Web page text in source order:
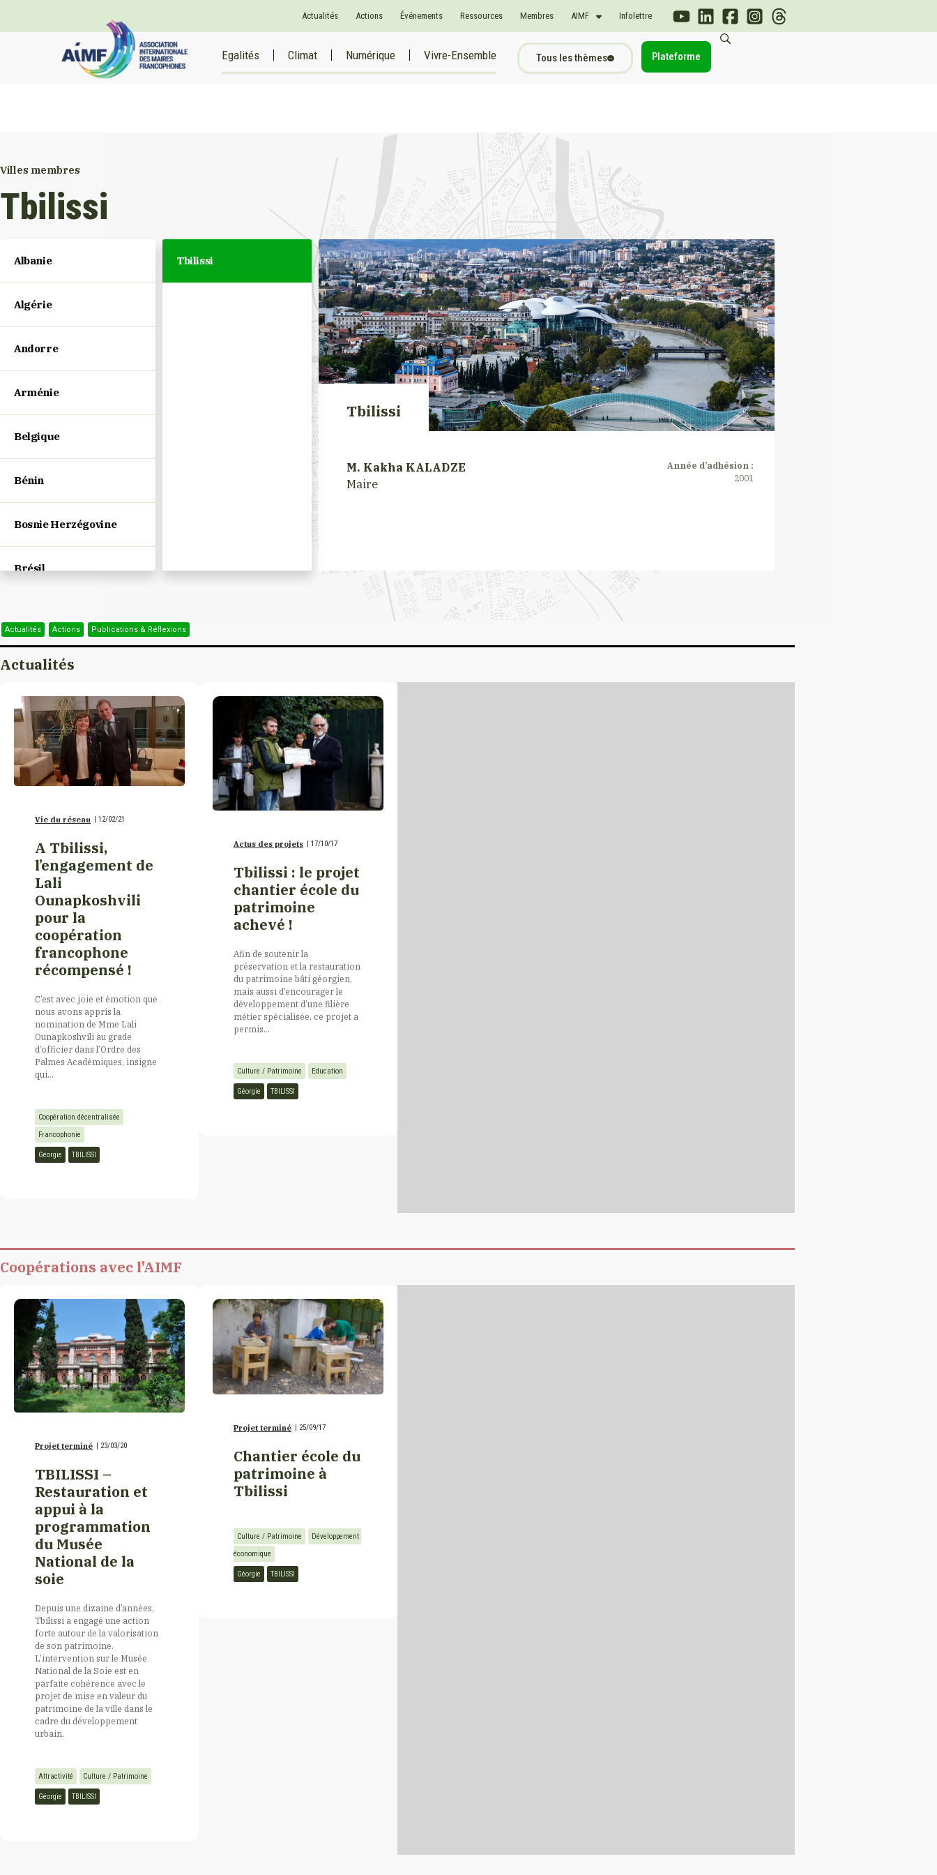
Actualités Actions Événements Ressources Membres AIMF Infolettre
Egalités Climat Numérique Vivre-Ensemble Tous les thèmes Plateforme
Villes membres
Tbilissi
Albanie
Algérie
Andorre
Arménie
Belgique
Bénin
Bosnie Herzégovine
Brésil
Burkina Faso
Burundi
Cambodge
Cameroun
Canada/Nouveau-
Brunswick
Canada/Québec
Cap Vert
Centrafrique
Comores
Congo
Côte d’Ivoire
France
Gabon
Haïti
Italie
Laos
Liban
Libye
Luxembourg
Tbilissi
Tbilissi
M. Kakha KALADZE
Maire
Année d’adhésion :
2001
Actualités Actions Publications & Réflexions
Actualités
Vie du réseau 12/02/21
A Tbilissi,
l’engagement de
Lali
Ounapkoshvili
pour la
coopération
francophone
récompensé !
C’est avec joie et émotion que
nous avons appris la
nomination de Mme Lali
Ounapkoshvili au grade
d’officier dans l’Ordre des
Palmes Académiques, insigne
qui...
Coopération décentralisée
Francophonie
Géorgie TBILISSI
Actus des projets | 17/10/17
Tbilissi : le projet
chantier école du
patrimoine
achevé !
Afin de soutenir la
préservation et la restauration
du patrimoine bâti géorgien,
mais aussi d’encourager le
développement d’une filière
métier spécialisée, ce projet a
permis...
Culture / Patrimoine Education
Géorgie TBILISSI
Coopérations avec l'AIMF
Projet terminé 23/03/20
TBILISSI –
Restauration et
appui à la
programmation
du Musée
National de la
soie
Depuis une dizaine d’années,
Tbilissi a engagé une action
forte autour de la valorisation
de son patrimoine.
L’intervention sur le Musée
National de la Soie est en
parfaite cohérence avec le
projet de mise en valeur du
patrimoine de la ville dans le
cadre du développement
urbain.
Attractivité Culture / Patrimoine
Géorgie TBILISSI
Projet terminé 25/09/17
Chantier école du
patrimoine à
Tbilissi
Culture / Patrimoine
Développement
économique
Géorgie TBILISSI